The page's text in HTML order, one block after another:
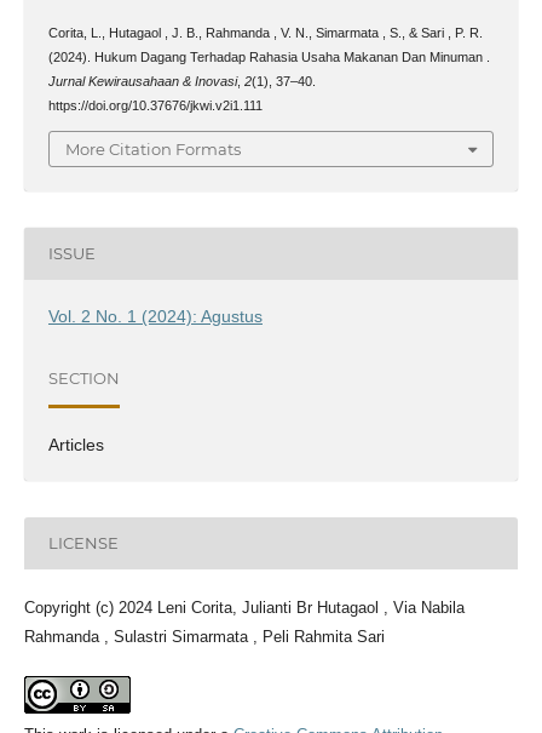
Corita, L., Hutagaol , J. B., Rahmanda , V. N., Simarmata , S., & Sari , P. R.
(2024). Hukum Dagang Terhadap Rahasia Usaha Makanan Dan Minuman .
Jurnal Kewirausahaan & Inovasi, 2(1), 37–40.
https://doi.org/10.37676/jkwi.v2i1.111
More Citation Formats
ISSUE
Vol. 2 No. 1 (2024): Agustus
SECTION
Articles
LICENSE
Copyright (c) 2024 Leni Corita, Julianti Br Hutagaol , Via Nabila
Rahmanda , Sulastri Simarmata , Peli Rahmita Sari